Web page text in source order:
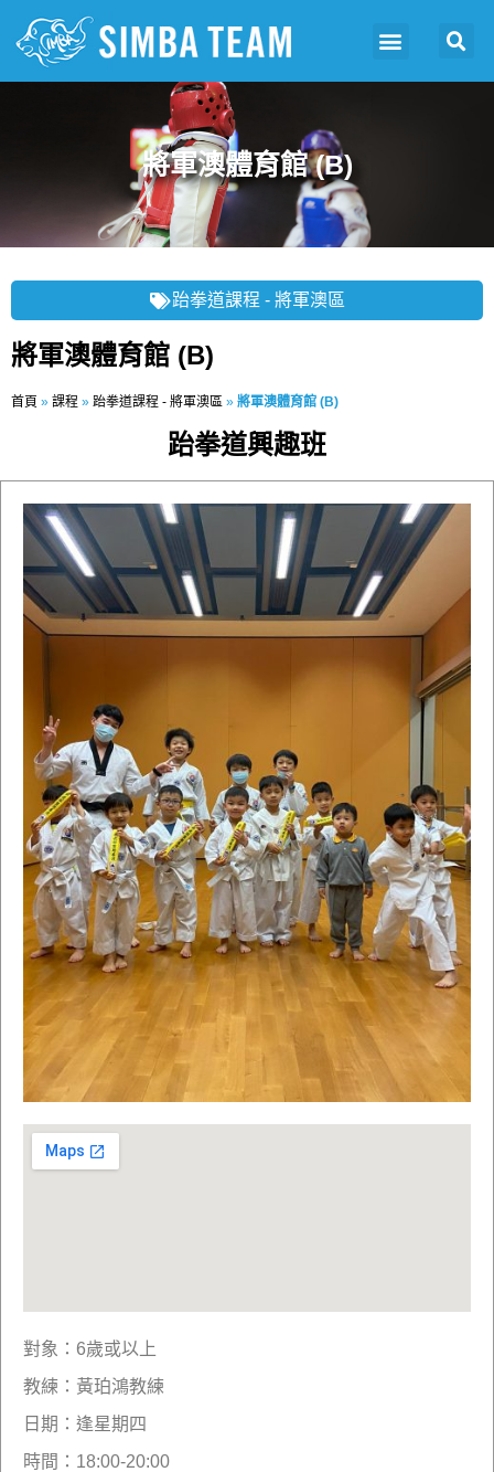
將軍澳體育館 (B)
將軍澳體育館 (B)
首頁 » 課程 » 跆拳道課程 - 將軍澳區 » 將軍澳體育館 (B)
跆拳道課程 - 將軍澳區
跆拳道興趣班
對象：6歲或以上
教練：黃珀鴻教練
日期：逢星期四
時間：18:00-20:00